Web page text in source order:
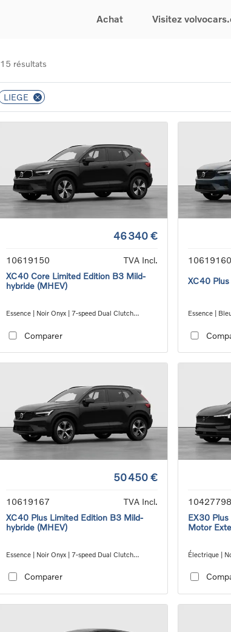
Achat
EX40
EC40
ES90
XC40
XC60
XC90
V60
Voitures
rechargeables
Berline
Crossover
Visitez
Configurez votre voiture
Offres du moment
Voitures d'occasion
Voitures de société &
Flotte
Diplomatic & Special sales
Véhicules spéciaux
Voitures électriques
Voitures hybrides
Assurances
15 résultats
LIEGE
46 340 €
10619150
TVA Incl.
XC40 Core Limited Edition B3 Mild-
hybride (MHEV)
Essence | Noir Onyx | 7-speed Dual Clutch
Comparer
10619160
XC40
Essence |
50 450 €
10619167
TVA Incl.
XC40 Plus Limited Edition B3 Mild-
hybride (MHEV)
Essence | Noir Onyx | 7-speed Dual Clutch
Comparer
10427798
EX30
Motor
Électrique |